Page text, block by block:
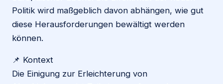
Politik wird maßgeblich davon abhängen, wie gut
diese Herausforderungen bewältigt werden
können.
📌 Kontext
Die Einigung zur Erleichterung von